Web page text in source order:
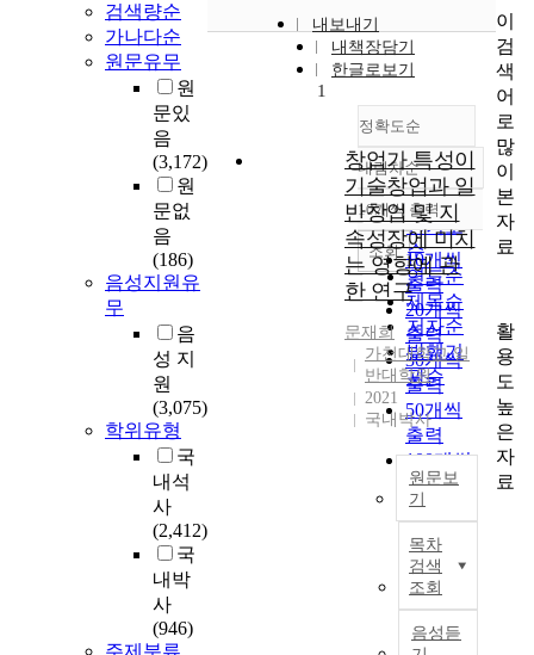
검색량순
가나다순
원문유무
원
문있
음
(3,172)
원
문없
음
(186)
음성지원유
무
음
성 지
원
(3,075)
학위유형
국
내석
사
(2,412)
국
내박
사
(946)
내보내기
내책장담기
한글로보기
정확도순
정확도
순
인기도
순
연도순
제목순
저자순
발행기
관순
내림차순
내림차순
10개씩 출력
10개씩
출력
20개씩
출력
30개씩
출력
50개씩
출력
100개씩
출력
조회
1
창업가 특성이
기술창업과 일
반창업 및 지
속성장에 미치
는 영향에 관
한 연구
문재희
가천대학교 일
반대학원
2021
국내박사
원문보
기
목차
검색
조회
음성듣
이
검
색
어
로
많
이
본
자
료
활
용
도
높
은
자
료